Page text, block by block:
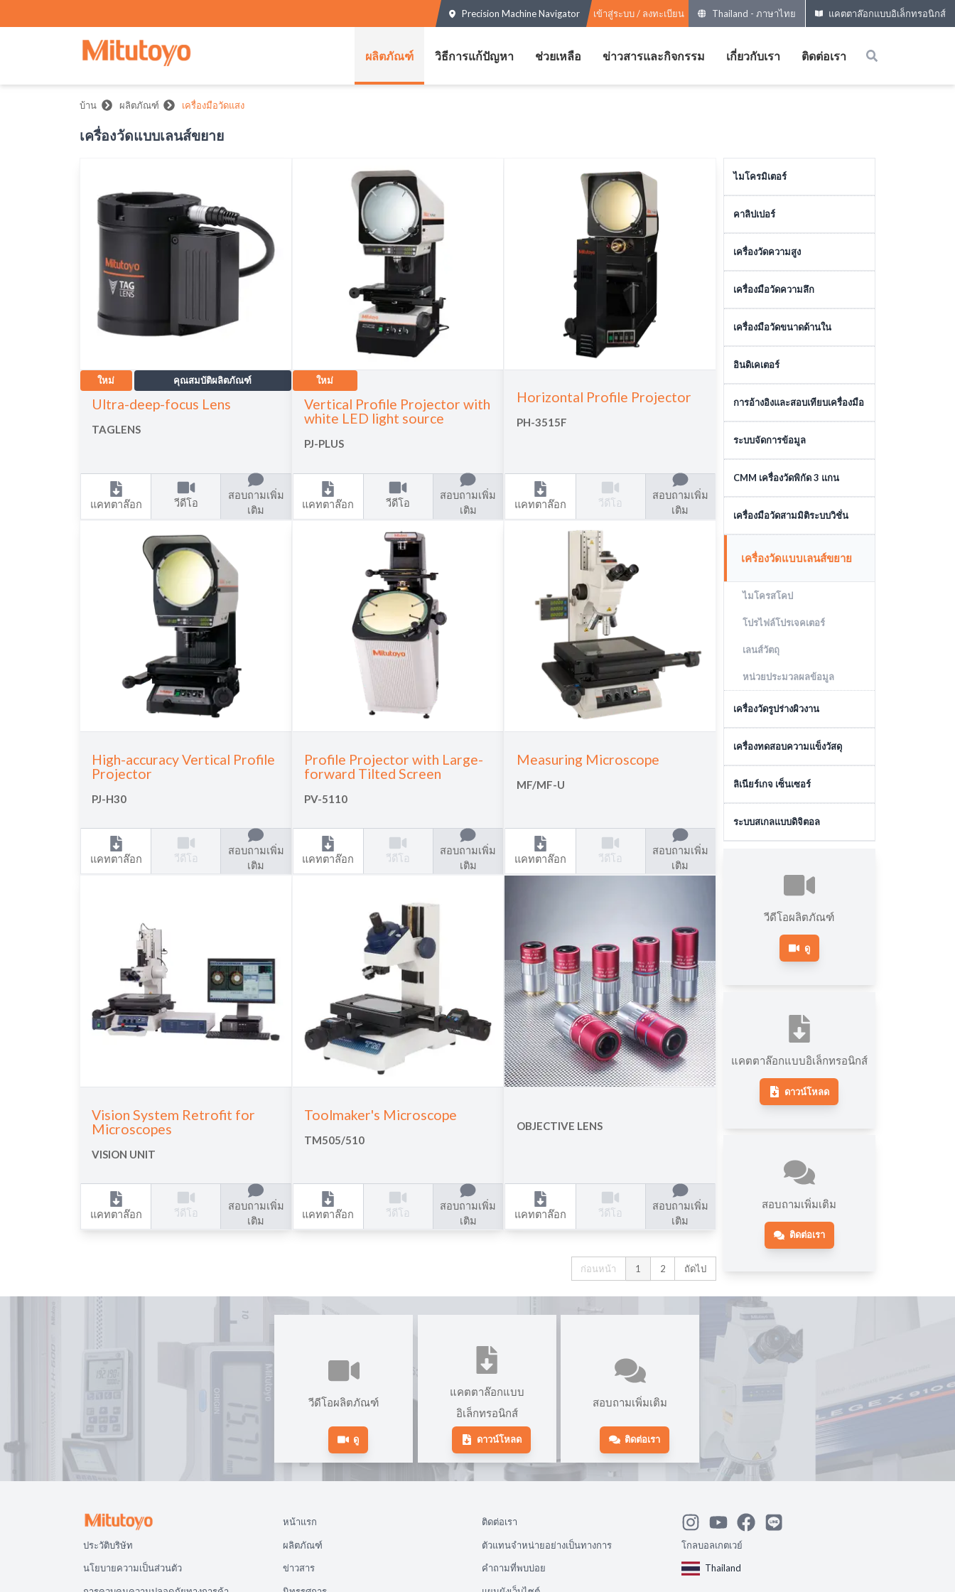
Precision Machine Navigator เข้าสู่ระบบ / ลงทะเบียน Thailand - ภาษาไทย แคตตาล๊อกแบบอิเล็กทรอนิกส์
ผลิตภัณฑ์ วิธีการแก้ปัญหา ช่วยเหลือ ข่าวสารและกิจกรรม เกี่ยวกับเรา ติดต่อเรา
บ้าน ผลิตภัณฑ์ เครื่องมือวัดแสง
เครื่องวัดแบบเลนส์ขยาย
ใหม่ คุณสมบัติผลิตภัณฑ์
Ultra-deep-focus Lens
TAGLENS
แคทตาล๊อก วีดีโอ
สอบถามเพิ่ม
เติม
ใหม่
Vertical Profile Projector with
white LED light source
PJ-PLUS
แคทตาล๊อก วีดีโอ
สอบถามเพิ่ม
เติม
Horizontal Profile Projector
PH-3515F
แคทตาล๊อก วีดีโอ
สอบถามเพิ่ม
เติม
High-accuracy Vertical Profile
Projector
PJ-H30
แคทตาล๊อก วีดีโอ
สอบถามเพิ่ม
เติม
Profile Projector with Large-
forward Tilted Screen
PV-5110
แคทตาล๊อก วีดีโอ
สอบถามเพิ่ม
เติม
Measuring Microscope
MF/MF-U
แคทตาล๊อก วีดีโอ
สอบถามเพิ่ม
เติม
Vision System Retrofit for
Microscopes
VISION UNIT
แคทตาล๊อก วีดีโอ
สอบถามเพิ่ม
เติม
Toolmaker's Microscope
TM505/510
แคทตาล๊อก วีดีโอ
สอบถามเพิ่ม
เติม
OBJECTIVE LENS
แคทตาล๊อก วีดีโอ
สอบถามเพิ่ม
เติม
ก่อนหน้า 1 2 ถัดไป
ไมโครมิเตอร์
ไมโครมิเตอร์วัดภายนอก
ไมโครมิเตอร์พิเศษ
หัวไมโครมิเตอร์
คาลิปเปอร์
คาลิปเปอร์รุ่นธรรมดา
คาลิปเปอร์ขนาดใหญ่
เครื่องวัดความสูง
เครื่องมือวัดความสูง
เครื่องมือวัดความลึก
เครื่องมือวัดความลึก
เครื่องมือวัดขนาดด้านใน
เครื่องมือวัดขนาดด้านใน
อินดิเคเตอร์
ไดอัลอินดิเคเตอร์
ตัวจับไดอัลอินดิเคเตอร์
ไดอัลเทสอินดิเคเตอร์
การอ้างอิงและสอบเทียบเครื่องมือ
เกจบล๊อค
อุปกรณ์สอบเทียบ
ระบบจัดการข้อมูล
ระบบจัดการข้อมูล
CMM เครื่องวัดพิกัด 3 แกน
เครื่องวัดสามมิติแบบอัตโนมัติ
เครื่องวัดสามมิติแบบแมนนวล
เครื่องมือวัดแบบ LASER
TRACKING
เครื่องมือวัดสามมิติระบบวิชั่น
อุปกรณ์เสริมเครื่องวัดวิชั่น
XDIMENSUS 300
ซอฟต์แวร์เครื่องวัดวิชั่น
เครื่องวัดแบบเลนส์ขยาย
ไมโครสโคป
โปรไฟล์โปรเจคเตอร์
เลนส์วัตถุ
หน่วยประมวลผลข้อมูล
เครื่องวัดรูปร่างผิวงาน
เครื่องมือวัดความเรียบผิว
เครื่องมือวัดรูปร่าง
ซอฟต์แวร์เครื่องมือวัดความ
กลม
เครื่องทดสอบความแข็งวัสดุ
เครื่องทดสอบความแข็งแบบ
เครื่องทดสอบความแข็งแบบวิก
เกอร์
เครื่องวัดความแข็งแบบอื่นๆ
ลิเนียร์เกจ เซ็นเซอร์
เซนเซอร์ตรวจจับแบบสัมผัส
เซนเซอร์ตรวจจับแบบไม่สัมผัส
ระบบสเกลแบบดิจิตอล
วีดีโอผลิตภัณฑ์
ดู
แคตตาล๊อกแบบอิเล็กทรอนิกส์
ดาวน์โหลด
สอบถามเพิ่มเติม
ติดต่อเรา
วีดีโอผลิตภัณฑ์
ดู
แคตตาล๊อกแบบ
อิเล็กทรอนิกส์
ดาวน์โหลด
สอบถามเพิ่มเติม
ติดต่อเรา
ประวัติบริษัท
นโยบายความเป็นส่วนตัว
หน้าแรก
ผลิตภัณฑ์
ข่าวสาร
ติดต่อเรา
ตัวแทนจำหน่ายอย่างเป็นทางการ
คำถามที่พบบ่อย
โกลบอลเกตเวย์
Thailand